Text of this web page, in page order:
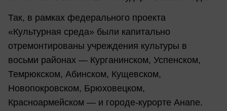
Так, в рамках федерального проекта
«Культурная среда» были капитально
отремонтированы учреждения культуры в
восьми районах — Курганинском, Успенском,
Темрюкском, Абинском, Кущевском,
Новопокровском, Брюховецком,
Красноармейском — и городе-курорте Анапе.